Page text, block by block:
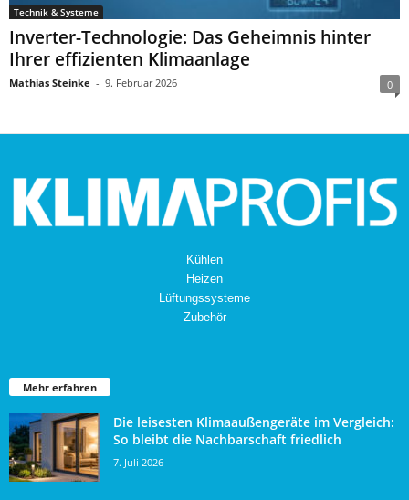
Technik & Systeme
Inverter-Technologie: Das Geheimnis hinter
Ihrer effizienten Klimaanlage
Mathias Steinke - 9. Februar 2026 0
Kühlen
Heizen
Lüftungssysteme
Zubehör
Mehr erfahren
Die leisesten Klimaaußengeräte im Vergleich:
So bleibt die Nachbarschaft friedlich
7. Juli 2026